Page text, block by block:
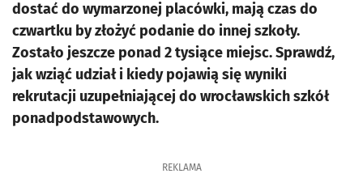
dostać do wymarzonej placówki, mają czas do
czwartku by złożyć podanie do innej szkoły.
Zostało jeszcze ponad 2 tysiące miejsc. Sprawdź,
jak wziąć udział i kiedy pojawią się wyniki
rekrutacji uzupełniającej do wrocławskich szkół
ponadpodstawowych.
REKLAMA